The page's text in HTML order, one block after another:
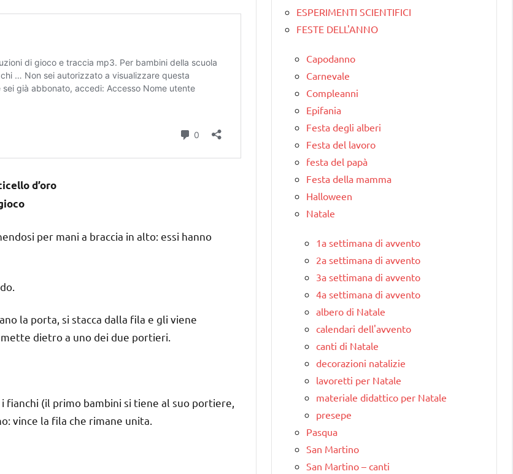
d’oro
per mani a braccia in alto: essi hanno
la porta, si stacca dalla fila e gli viene
dietro a uno dei due portieri.
(il primo bambini si tiene al suo portiere,
vince la fila che rimane unita.
ESPERIMENTI SCIENTIFICI
FESTE DELL'ANNO
Capodanno
Carnevale
Compleanni
Epifania
Festa degli alberi
Festa del lavoro
festa del papà
Festa della mamma
Halloween
Natale
1a settimana di avvento
2a settimana di avvento
3a settimana di avvento
4a settimana di avvento
albero di Natale
calendari dell'avvento
canti di Natale
decorazioni natalizie
lavoretti per Natale
materiale didattico per Natale
presepe
Pasqua
San Martino
San Martino – canti